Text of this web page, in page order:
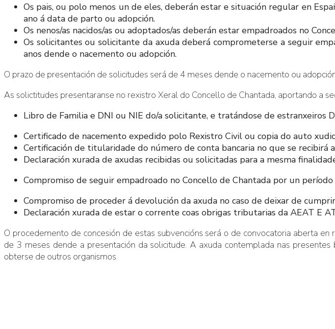
Os pais, ou polo menos un de eles, deberán estar e situación regular en
ano á data de parto ou adopción.
Os nenos/as nacidos/as ou adoptados/as deberán estar empadroados no
Os solicitantes ou solicitante da axuda deberá comprometerse a seguir
anos dende o nacemento ou adopción.
O prazo de presentación de solicitudes será de 4 meses dende o nacemento ou
As solictitudes presentaranse no rexistro Xeral do Concello de Chantada, aportando a
Libro de Familia e DNI ou NIE do/a solicitante, e tratándose de estranxeiros
Certificado de nacemento expedido polo Rexistro Civil ou copia do auto
Certificación de titularidade do número de conta bancaria no que se recibirá
Declaración xurada de axudas recibidas ou solicitadas para a mesma
Compromiso de seguir empadroado no Concello de Chantada por un
Compromiso de proceder á devolución da axuda no caso de deixar de
Declaración xurada de estar o corrente coas obrigas tributarias da AEAT E
O procedemento de concesión de estas subvencións será o de convocatoria aberta
de 3 meses dende a presentación da solicitude. A axuda contemplada nas
obterse de outros organismos.